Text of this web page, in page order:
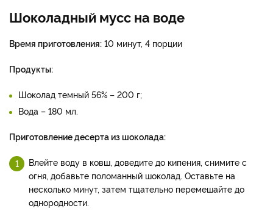
Шоколадный мусс на воде
Время приготовления: 10 минут, 4 порции
Продукты:
Шоколад темный 56% – 200 г;
Вода – 180 мл.
Приготовление десерта из шоколада:
Влейте воду в ковш, доведите до кипения, снимите с
огня, добавьте поломанный шоколад. Оставьте на
несколько минут, затем тщательно перемешайте до
однородности.